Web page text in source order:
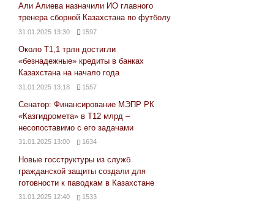
Али Алиева назначили ИО главного
тренера сборной Казахстана по футболу
31.01.2025 13:30 1597
Около Т1,1 трлн достигли
«безнадежные» кредиты в банках
Казахстана на начало года
31.01.2025 13:18 1557
Сенатор: Финансирование МЭПР РК
«Казгидромета» в Т12 млрд –
несопоставимо с его задачами
31.01.2025 13:00 1634
Новые госструктуры из служб
гражданской защиты создали для
готовности к паводкам в Казахстане
31.01.2025 12:40 1533